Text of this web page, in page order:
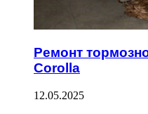
Ремонт
Corolla
12.05.2025